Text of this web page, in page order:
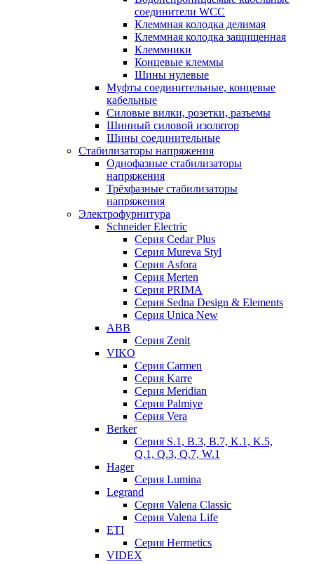
соединители WCC
Клеммная колодка делимая
Клеммная колодка защищенная
Клеммники
Концевые клеммы
Шины нулевые
Муфты соединительные, концевые
кабельные
Силовые вилки, розетки, разъемы
Шинный силовой изолятор
Шины соединительные
Стабилизаторы напряжения
Однофазные стабилизаторы
напряжения
Трёхфазные стабилизаторы
напряжения
Электрофурнитура
Schneider Electric
Серия Cedar Plus
Серия Mureva Styl
Серия Asfora
Серия Merten
Серия PRIMA
Серия Sedna Design & Elements
Серия Unica New
ABB
Серия Zenit
VIKO
Серия Сarmen
Серия Karre
Серия Meridian
Серия Palmiye
Серия Vera
Berker
Серия S.1, B.3, B.7, K.1, K.5,
Q.1, Q.3, Q.7, W.1
Hager
Серия Lumina
Legrand
Серия Valena Classic
Серия Valena Life
ETI
Серия Hermetics
VIDEX